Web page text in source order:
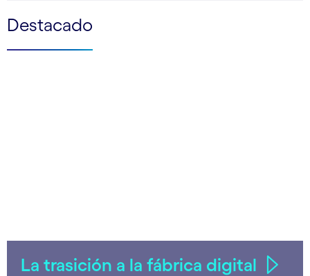
Destacado
La trasición a la fábrica digital